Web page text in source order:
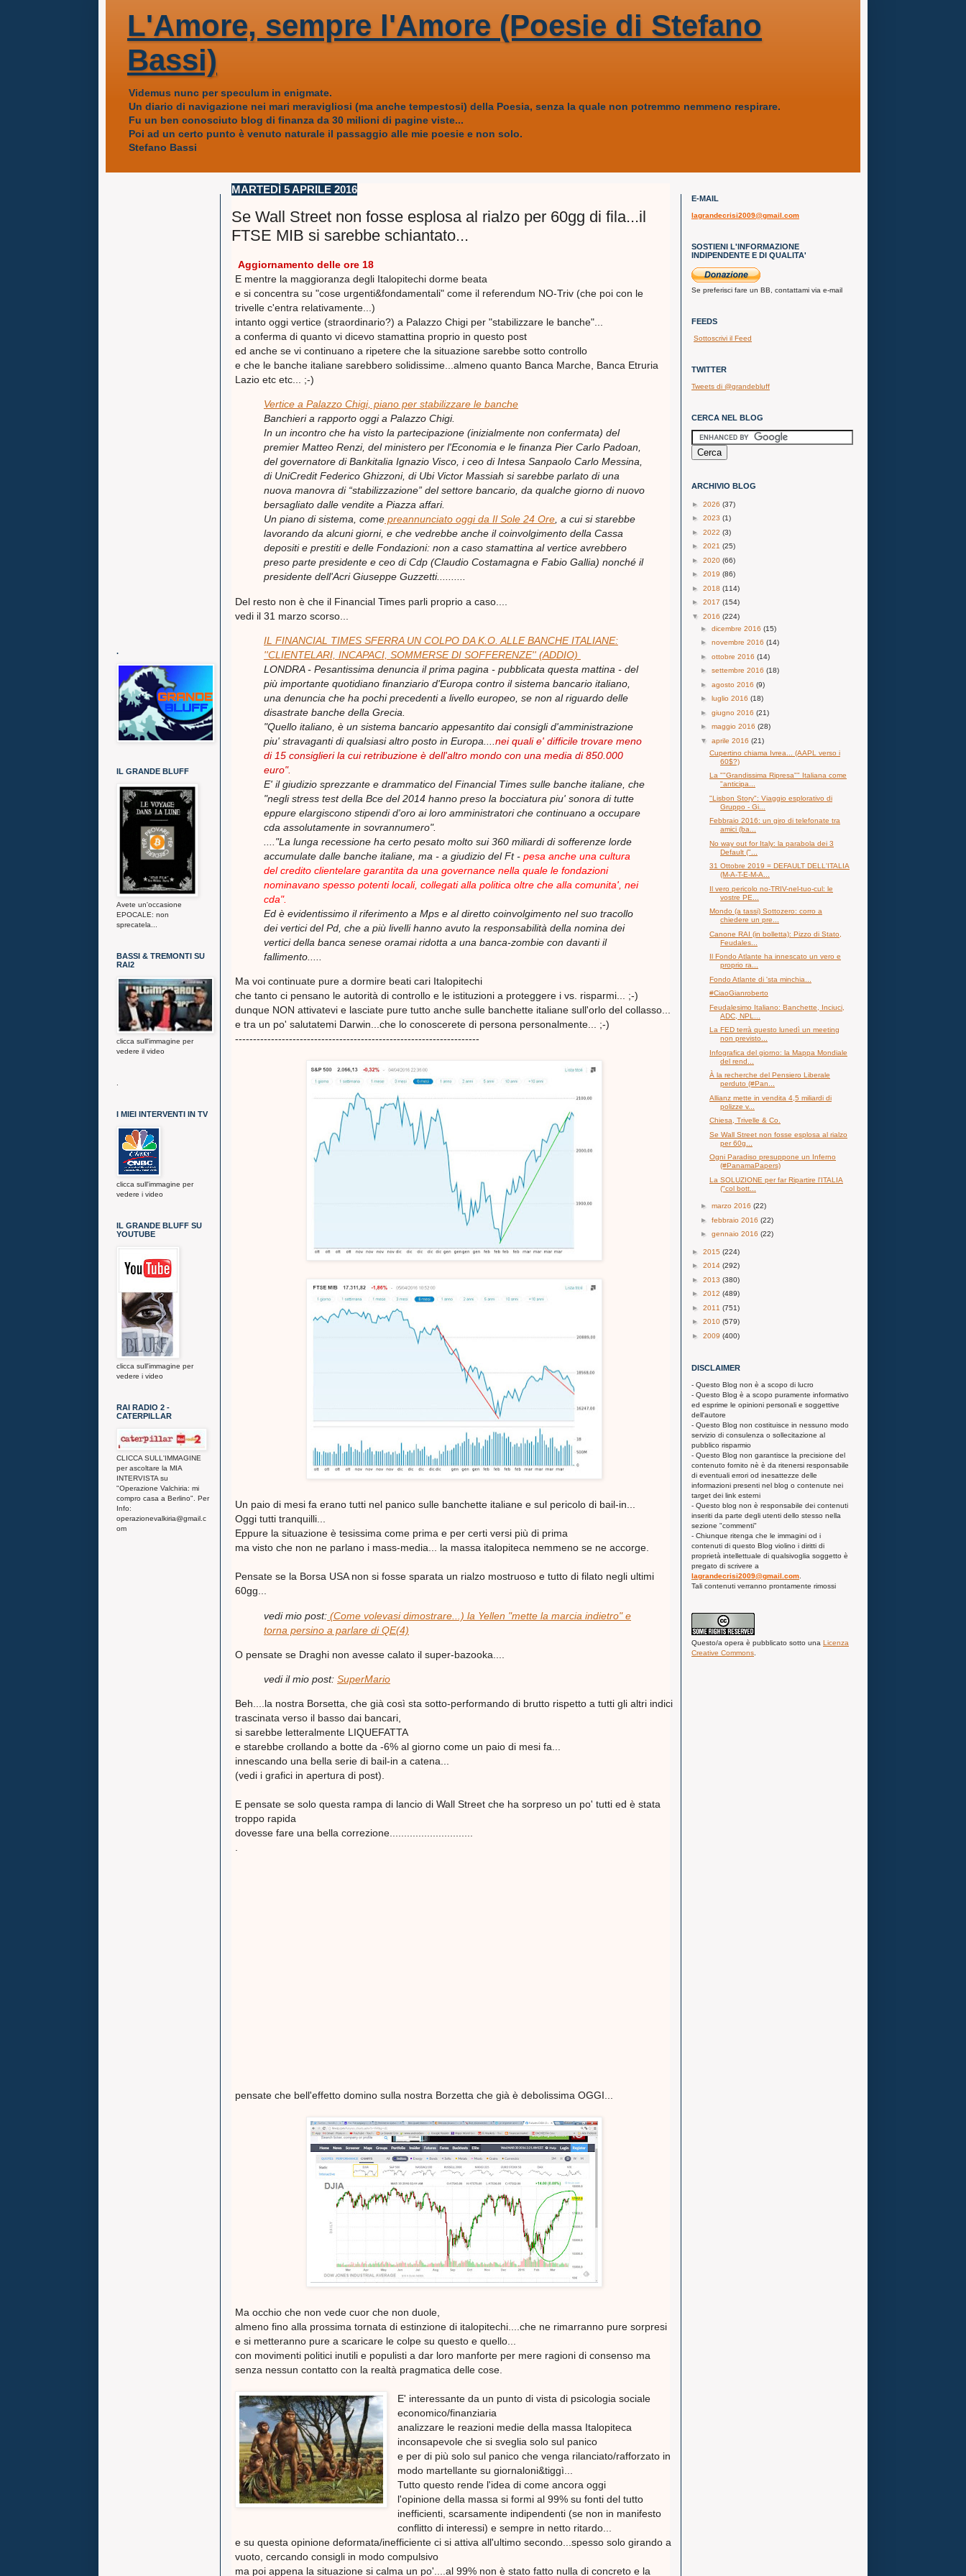
L'Amore, sempre l'Amore (Poesie di Stefano
Bassi)
Videmus nunc per speculum in enigmate.
Un diario di navigazione nei mari meravigliosi (ma anche tempestosi) della Poesia, senza la quale non potremmo nemmeno respirare.
Fu un ben conosciuto blog di finanza da 30 milioni di pagine viste...
Poi ad un certo punto è venuto naturale il passaggio alle mie poesie e non solo.
Stefano Bassi
MARTEDÌ 5 APRILE 2016
Se Wall Street non fosse esplosa al rialzo per 60gg di fila...il
FTSE MIB si sarebbe schiantato...
Aggiornamento delle ore 18
E mentre la maggioranza degli Italopitechi dorme beata
e si concentra su "cose urgenti&fondamentali" come il referendum NO-Triv (che poi con le
trivelle c'entra relativamente...)
intanto oggi vertice (straordinario?) a Palazzo Chigi per "stabilizzare le banche"...
a conferma di quanto vi dicevo stamattina proprio in questo post
ed anche se vi continuano a ripetere che la situazione sarebbe sotto controllo
e che le banche italiane sarebbero solidissime...almeno quanto Banca Marche, Banca Etruria
Lazio etc etc... ;-)
Vertice a Palazzo Chigi, piano per stabilizzare le banche
Banchieri a rapporto oggi a Palazzo Chigi.
In un incontro che ha visto la partecipazione (inizialmente non confermata) del
premier Matteo Renzi, del ministero per l'Economia e le finanza Pier Carlo Padoan,
del governatore di Bankitalia Ignazio Visco, i ceo di Intesa Sanpaolo Carlo Messina,
di UniCredit Federico Ghizzoni, di Ubi Victor Massiah si sarebbe parlato di una
nuova manovra di “stabilizzazione” del settore bancario, da qualche giorno di nuovo
bersagliato dalle vendite a Piazza affari.
Un piano di sistema, come preannunciato oggi da Il Sole 24 Ore, a cui si starebbe
lavorando da alcuni giorni, e che vedrebbe anche il coinvolgimento della Cassa
depositi e prestiti e delle Fondazioni: non a caso stamattina al vertice avrebbero
preso parte presidente e ceo di Cdp (Claudio Costamagna e Fabio Gallia) nonché il
presidente dell'Acri Giuseppe Guzzetti..........
Del resto non è che il Financial Times parli proprio a caso....
vedi il 31 marzo scorso...
IL FINANCIAL TIMES SFERRA UN COLPO DA K.O. ALLE BANCHE ITALIANE:
''CLIENTELARI, INCAPACI, SOMMERSE DI SOFFERENZE'' (ADDIO)
LONDRA - Pesantissima denuncia il prima pagina - pubblicata questa mattina - del
più importante quotidiano finanziario d'Europa contro il sistema bancario italiano,
una denuncia che ha pochi precedenti a livello europeo, se non al riguardo delle
disastrate banche della Grecia.
"Quello italiano, è un sistema bancario appesantito dai consigli d'amministrazione
piu' stravaganti di qualsiasi altro posto in Europa.... nei quali e' difficile trovare meno
di 15 consiglieri la cui retribuzione è dell'altro mondo con una media di 850.000
euro".
E' il giudizio sprezzante e drammatico del Financial Times sulle banche italiane, che
"negli stress test della Bce del 2014 hanno preso la bocciatura piu' sonora di tutte
eppure elargiscono stipendi d'oro ai loro amministratori che continuano a occupare
cda assolutamente in sovrannumero".
...."La lunga recessione ha certo pesato molto sui 360 miliardi di sofferenze lorde
accumulate dalle banche italiane, ma - a giudizio del Ft - pesa anche una cultura
del credito clientelare garantita da una governance nella quale le fondazioni
nominavano spesso potenti locali, collegati alla politica oltre che alla comunita', nei
cda".
Ed è evidentissimo il riferimento a Mps e al diretto coinvolgimento nel suo tracollo
dei vertici del Pd, che a più livelli hanno avuto la responsabilità della nomina dei
vertici della banca senese oramai ridotta a una banca-zombie con davanti il
fallimento.....
Ma voi continuate pure a dormire beati cari Italopitechi
che tanto ci pensano le autorità di controllo e le istituzioni a proteggere i vs. risparmi... ;-)
dunque NON attivatevi e lasciate pure tutto anche sulle banchette italiane sull'orlo del collasso...
e tra un po' salutatemi Darwin...che lo conoscerete di persona personalmente... ;-)
--------------------------------------------------------------------
Un paio di mesi fa erano tutti nel panico sulle banchette italiane e sul pericolo di bail-in...
Oggi tutti tranquilli...
Eppure la situazione è tesissima come prima e per certi versi più di prima
ma visto che non ne parlano i mass-media... la massa italopiteca nemmeno se ne accorge.
Pensate se la Borsa USA non si fosse sparata un rialzo mostruoso e tutto di filato negli ultimi
60gg...
vedi mio post: (Come volevasi dimostrare...) la Yellen "mette la marcia indietro" e
torna persino a parlare di QE(4)
O pensate se Draghi non avesse calato il super-bazooka....
vedi il mio post: SuperMario
Beh....la nostra Borsetta, che già così sta sotto-performando di brutto rispetto a tutti gli altri indici
trascinata verso il basso dai bancari,
si sarebbe letteralmente LIQUEFATTA
e starebbe crollando a botte da -6% al giorno come un paio di mesi fa...
innescando una bella serie di bail-in a catena...
(vedi i grafici in apertura di post).
E pensate se solo questa rampa di lancio di Wall Street che ha sorpreso un po' tutti ed è stata
troppo rapida
dovesse fare una bella correzione.............................
.
pensate che bell'effetto domino sulla nostra Borzetta che già è debolissima OGGI...
Ma occhio che non vede cuor che non duole,
almeno fino alla prossima tornata di estinzione di italopitechi....che ne rimarranno pure sorpresi
e si metteranno pure a scaricare le colpe su questo e quello...
con movimenti politici inutili e populisti a dar loro manforte per mere ragioni di consenso ma
senza nessun contatto con la realtà pragmatica delle cose.
E' interessante da un punto di vista di psicologia sociale
economico/finanziaria
analizzare le reazioni medie della massa Italopiteca
inconsapevole che si sveglia solo sul panico
e per di più solo sul panico che venga rilanciato/rafforzato in
modo martellante su giornaloni&tiggì...
Tutto questo rende l'idea di come ancora oggi
l'opinione della massa si formi al 99% su fonti del tutto
inefficienti, scarsamente indipendenti (se non in manifesto
conflitto di interessi) e sempre in netto ritardo...
e su questa opinione deformata/inefficiente ci si attiva all'ultimo secondo...spesso solo girando a
vuoto, cercando consigli in modo compulsivo
ma poi appena la situazione si calma un po'....al 99% non è stato fatto nulla di concreto e la
.
IL GRANDE BLUFF
Avete un'occasione
EPOCALE: non
sprecatela...
BASSI & TREMONTI SU
RAI2
clicca sull'immagine per
vedere il video
I MIEI INTERVENTI IN TV
clicca sull'immagine per
vedere i video
IL GRANDE BLUFF SU
YOUTUBE
clicca sull'immagine per
vedere i video
RAI RADIO 2 -
CATERPILLAR
CLICCA SULL'IMMAGINE
per ascoltare la MIA
INTERVISTA su
"Operazione Valchiria: mi
compro casa a Berlino". Per
Info:
operazionevalkiria@gmail.c
om
E-MAIL
lagrandecrisi2009@gmail.com
SOSTIENI L'INFORMAZIONE
INDIPENDENTE E DI QUALITA'
Se preferisci fare un BB, contattami via e-mail
FEEDS
Sottoscrivi il Feed
TWITTER
Tweets di @grandebluff
CERCA NEL BLOG
ARCHIVIO BLOG
► 2026 (37)
► 2023 (1)
► 2022 (3)
► 2021 (25)
► 2020 (66)
► 2019 (86)
► 2018 (114)
► 2017 (154)
▼ 2016 (224)
► dicembre 2016 (15)
► novembre 2016 (14)
► ottobre 2016 (14)
► settembre 2016 (18)
► agosto 2016 (9)
► luglio 2016 (18)
► giugno 2016 (21)
► maggio 2016 (28)
▼ aprile 2016 (21)
Cupertino chiama Ivrea... (AAPL verso i
60$?)
La ""Grandissima Ripresa"" Italiana come
"anticipa...
"Lisbon Story": Viaggio esplorativo di
Gruppo - Gi...
Febbraio 2016: un giro di telefonate tra
amici (ba...
No way out for Italy: la parabola dei 3
Default ("...
31 Ottobre 2019 = DEFAULT DELL'ITALIA
(M-A-T-E-M-A...
Il vero pericolo no-TRIV-nel-tuo-cul: le
vostre PE...
Mondo (a tassi) Sottozero: corro a
chiedere un pre...
Canone RAI (in bolletta): Pizzo di Stato,
Feudales...
Il Fondo Atlante ha innescato un vero e
proprio ra...
Fondo Atlante di 'sta minchia...
#CiaoGianroberto
Feudalesimo Italiano: Banchette, Inciuci,
ADC, NPL...
La FED terrà questo lunedì un meeting
non previsto...
Infografica del giorno: la Mappa Mondiale
del rend...
À la recherche del Pensiero Liberale
perduto (#Pan...
Allianz mette in vendita 4,5 miliardi di
polizze v...
Chiesa, Trivelle & Co.
Se Wall Street non fosse esplosa al rialzo
per 60g...
Ogni Paradiso presuppone un Inferno
(#PanamaPapers)
La SOLUZIONE per far Ripartire l'ITALIA
("col bott...
► marzo 2016 (22)
► febbraio 2016 (22)
► gennaio 2016 (22)
► 2015 (224)
► 2014 (292)
► 2013 (380)
► 2012 (489)
► 2011 (751)
► 2010 (579)
► 2009 (400)
DISCLAIMER
- Questo Blog non è a scopo di lucro
- Questo Blog è a scopo puramente informativo
ed esprime le opinioni personali e soggettive
dell'autore
- Questo Blog non costituisce in nessuno modo
servizio di consulenza o sollecitazione al
pubblico risparmio
- Questo Blog non garantisce la precisione del
contenuto fornito nè è da ritenersi responsabile
di eventuali errori od inesattezze delle
informazioni presenti nel blog o contenute nei
target dei link esterni
- Questo blog non è responsabile dei contenuti
inseriti da parte degli utenti dello stesso nella
sezione "commenti"
- Chiunque ritenga che le immagini od i
contenuti di questo Blog violino i diritti di
proprietà intellettuale di qualsivoglia soggetto è
pregato di scrivere a
lagrandecrisi2009@gmail.com
Tali contenuti verranno prontamente rimossi
Questo/a opera è pubblicato sotto una Licenza
Creative Commons